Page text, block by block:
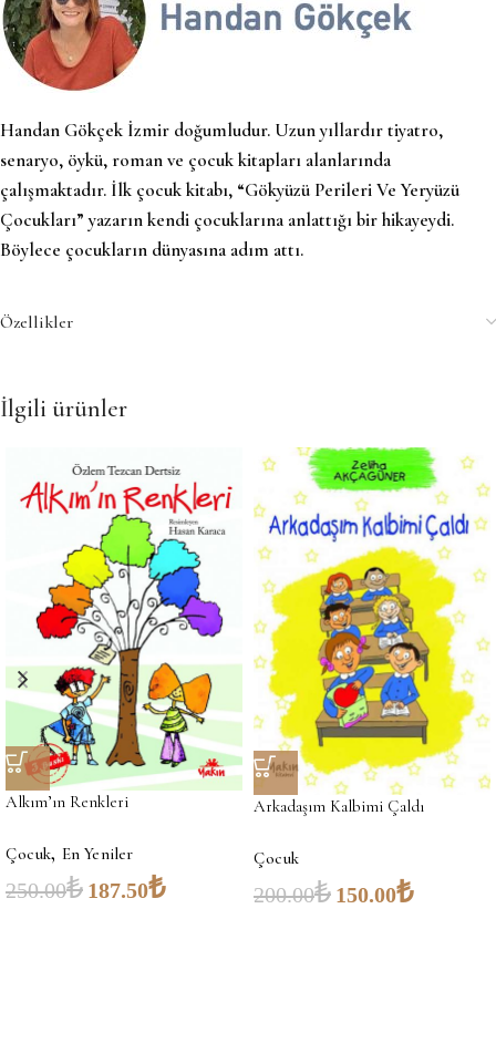
Handan Gökçek İzmir doğumludur. Uzun yıllardır tiyatro,
senaryo, öykü, roman ve çocuk kitapları alanlarında
çalışmaktadır. İlk çocuk kitabı, “Gökyüzü Perileri Ve Yeryüzü
Çocukları” yazarın kendi çocuklarına anlattığı bir hikayeydi.
Böylece çocukların dünyasına adım attı.
Özellikler
İlgili ürünler
Alkım’ın Renkleri
Çocuk, En Yeniler
250.00₺ 187.50₺
Arkadaşım Kalbimi Çaldı
Çocuk
200.00₺ 150.00₺